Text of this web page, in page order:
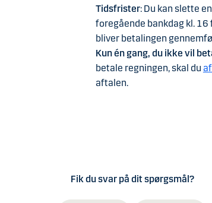
Tidsfrister: Du kan slette
foregående bankdag kl.
bliver betalingen
Kun én gang, du ikke vil
betale regningen, skal du
aftalen.
Fik du svar på dit spørgsmål?